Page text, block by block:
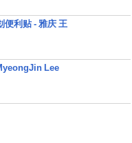
및 설정
팬톡 즐겨찾기로 내
찾아 볼 수 있답니다
My 메뉴
便利贴 - 雅庆 王
Lee